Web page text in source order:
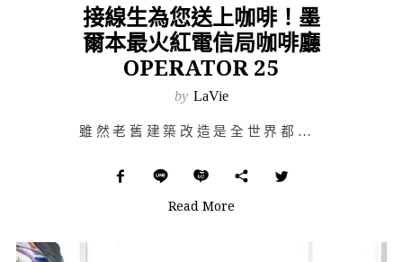
接線生為您送上咖啡！墨
爾本最火紅電信局咖啡廳
OPERATOR 25
by LaVie
雖然老舊建築改造是全世界都正在熱衷的潮流，但要如何打造成有特色又不失其改建意義的空間，卻並不是一件簡…
Read More